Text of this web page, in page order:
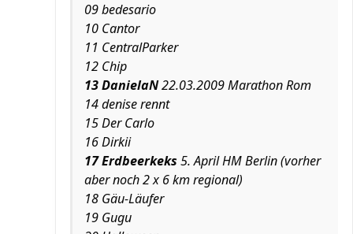
09 bedesario
10 Cantor
11 CentralParker
12 Chip
13 DanielaN22.03.2009 Marathon Rom
14 denise rennt
15 Der Carlo
16 Dirkii
17 Erdbeerkeks 5. April HM Berlin (vorher
aber noch 2 x 6 km regional)
18 Gäu-Läufer
19 Gugu